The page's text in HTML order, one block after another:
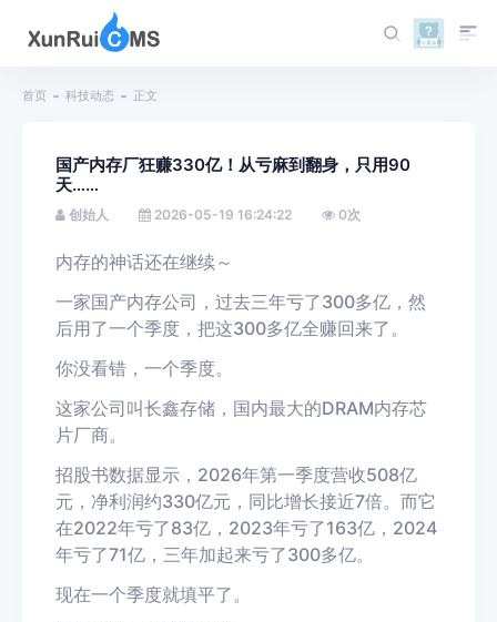
首页 科技动态 正文
国产内存厂狂赚330亿！从亏麻到翻身，只用90
天……
创始人 2026-05-19 16:24:22 0次
内存的神话还在继续～
一家国产内存公司，过去三年亏了300多亿，然
后用了一个季度，把这300多亿全赚回来了。
你没看错，一个季度。
这家公司叫长鑫存储，国内最大的DRAM内存芯
片厂商。
招股书数据显示， 2026年第一季度营收508亿
元，净利润约330亿元，同比增长接近7倍。而它
在2022年亏了83亿， 2023年亏了163亿， 2024
年亏了71亿，三年加起来亏了300多亿。
现在一个季度就填平了。